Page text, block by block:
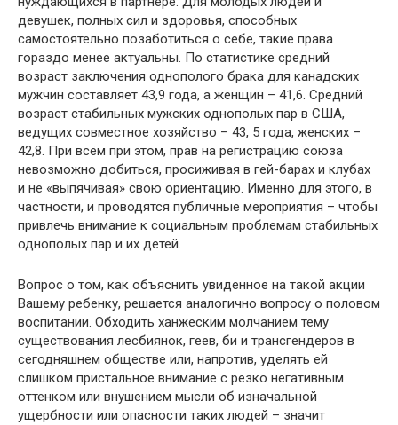
девушек, полных сил и здоровья, способных
самостоятельно позаботиться о себе, такие права
гораздо менее актуальны. По статистике средний
возраст заключения однополого брака для канадских
мужчин составляет 43,9 года, а женщин – 41,6. Средний
возраст стабильных мужских однополых пар в США,
ведущих совместное хозяйство – 43, 5 года, женских –
42,8. При всём при этом, прав на регистрацию союза
невозможно добиться, просиживая в гей-барах и клубах
и не «выпячивая» свою ориентацию. Именно для этого, в
частности, и проводятся публичные мероприятия – чтобы
привлечь внимание к социальным проблемам стабильных
однополых пар и их детей.
Вопрос о том, как объяснить увиденное на такой акции
Вашему ребенку, решается аналогично вопросу о половом
воспитании. Обходить ханжеским молчанием тему
существования лесбиянок, геев, би и трансгендеров в
сегодняшнем обществе или, напротив, уделять ей
слишком пристальное внимание с резко негативным
оттенком или внушением мысли об изначальной
ущербности или опасности таких людей – значит